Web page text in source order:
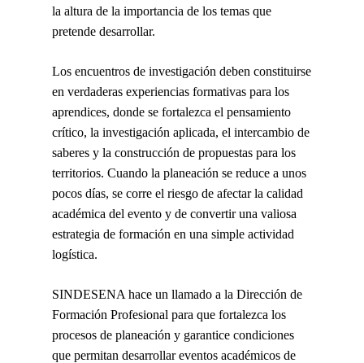
la altura de la importancia de los temas que
pretende desarrollar.
Los encuentros de investigación deben constituirse
en verdaderas experiencias formativas para los
aprendices, donde se fortalezca el pensamiento
crítico, la investigación aplicada, el intercambio de
saberes y la construcción de propuestas para los
territorios. Cuando la planeación se reduce a unos
pocos días, se corre el riesgo de afectar la calidad
académica del evento y de convertir una valiosa
estrategia de formación en una simple actividad
logística.
SINDESENA hace un llamado a la Dirección de
Formación Profesional para que fortalezca los
procesos de planeación y garantice condiciones
que permitan desarrollar eventos académicos de